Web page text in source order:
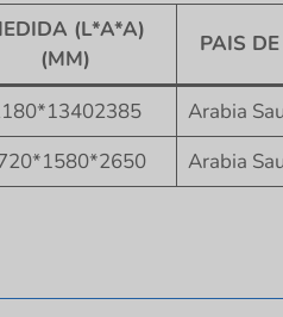
(L*A*A)
(MM)
PAIS
Arabia
Arabia